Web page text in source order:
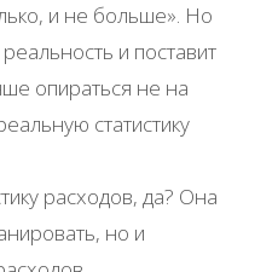
и не больше». Но
и поставит
опираться не на
статистику
расходов, да? Она
но и